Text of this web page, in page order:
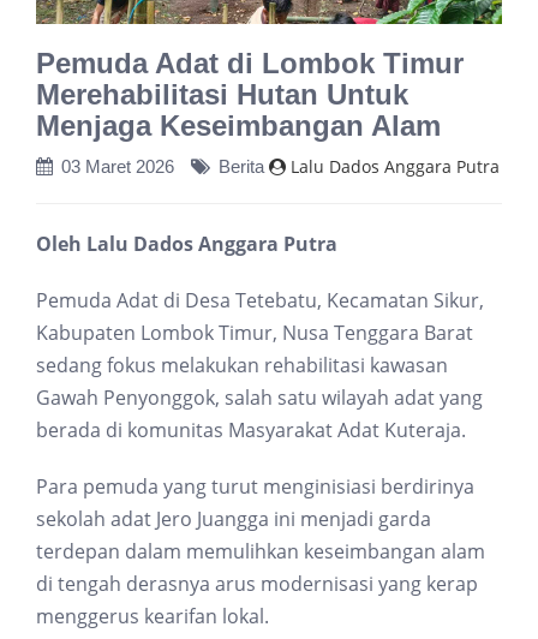
Pemuda Adat di Lombok Timur
Merehabilitasi Hutan Untuk
Menjaga Keseimbangan Alam
03 Maret 2026 Berita Lalu Dados Anggara Putra
Oleh Lalu Dados Anggara Putra
Pemuda Adat di Desa Tetebatu, Kecamatan Sikur,
Kabupaten Lombok Timur, Nusa Tenggara Barat
sedang fokus melakukan rehabilitasi kawasan
Gawah Penyonggok, salah satu wilayah adat yang
berada di komunitas Masyarakat Adat Kuteraja.
Para pemuda yang turut menginisiasi berdirinya
sekolah adat Jero Juangga ini menjadi garda
terdepan dalam memulihkan keseimbangan alam
di tengah derasnya arus modernisasi yang kerap
menggerus kearifan lokal.